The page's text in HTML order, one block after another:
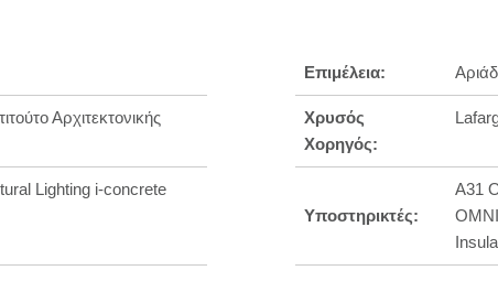
Επιμέλεια:
Αρχιτεκτονικής
Χρυσός
Χορηγός:
Lighting i-concrete
Υποστηρικτές:
A31